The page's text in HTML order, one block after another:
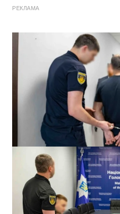
РЕКЛАМА